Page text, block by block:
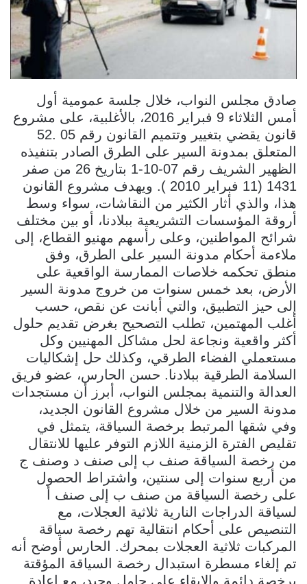
صادق مجلس النواب، خلال جلسة عمومية أول
أمس الثلاثاء 9 فبراير 2016، بالأغلبية، على مشروع
قانون يقضي بتغيير وتتميم القانون رقم 05 .52
المتعلق بمدونة السير على الطرق الصادر بتنفيذه
الظهير الشريف رقم 07-10-1 بتاريخ 26 من صفر
1431 (11 فبراير 2010 ). ويهدف مشروع القانون
هذا، والذي أثار الكثير من النقاشات، سواء وسط
أروقة المؤسسات التشريعية ببلادنا، أو بين مختلف
شرائح المواطنين، وعلى رأسهم مهنيو القطاع، إلى
ملاءمة أحكام مدونة السير على الطرق، وفق
منطق تحكمه خلاصات الممارسة الواقعية على
الأرض، بعد خمس سنوات من خروج مدونة السير
إلى حيز التطبيق، والتي أبانت عن نقص، حسب
أغلب المهتمين، تطلب التصحيح بغرض تقديم حلول
أكثر واقعية ونجاعة لحل مشاكل المهنيين وكل
مستعملي الفضاء الطرقي، وكذلك حل إشكاليات
السلامة الطرقية ببلادنا. حسن الحارس، عضو فريق
العدالة والتنمية بمجلس النواب، أبرز أن مستجدات
مدونة السير من خلال مشروع القانون الجديد،
وفي شقها المرتبط برخصة السياقة، يتمثل في
تقليص الفترة الزمنية اللازم التوفر عليها للانتقال
من رخصة السياقة صنف ب إلى صنف د وصنف ج
من أربع سنوات إلى سنتين، واشتراط الحصول
على رخصة السياقة من صنف ب إلى صنف أ
لسياقة الدراجات النارية ثلاثية العجلات، مع
التنصيص على أحكام انتقالية تهم رخصة سياقة
المركبات ثلاثية العجلات بمحرك. الحارس أوضح أنه
تم إلغاء مسطرة استبدال رخصة السياقة المؤقتة
برخصة دائمة والإبقاء على حامل وحيد، مع إعادة